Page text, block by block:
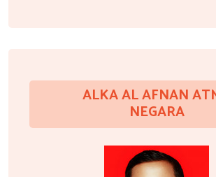
ALKA AL AFNAN
NEGARA